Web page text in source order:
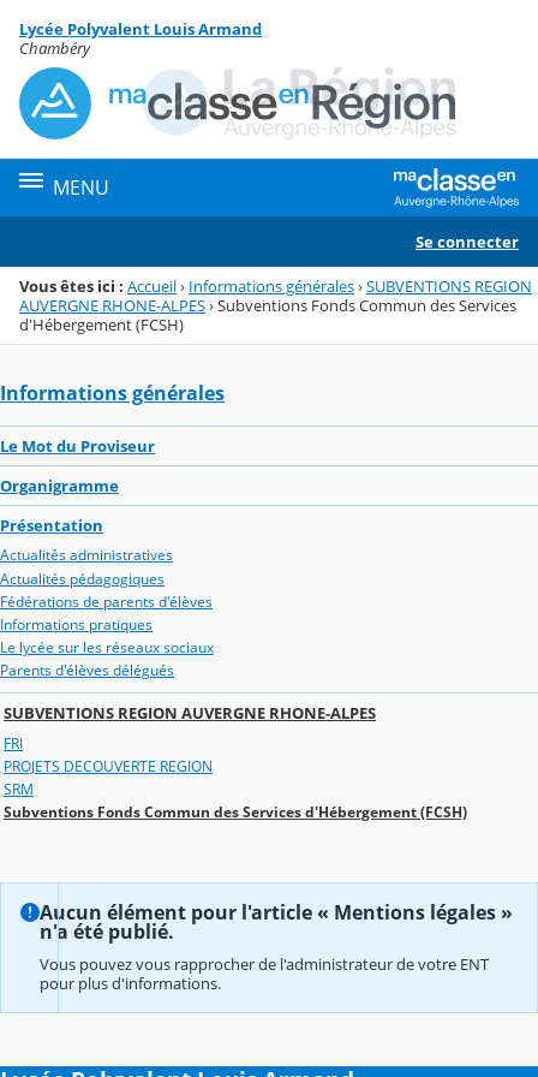
Menu de la rubrique
Contenu
Lycée Polyvalent Louis Armand
Chambéry
MENU
Se connecter
Vous êtes ici : Accueil› Informations générales›SUBVENTIONS REGION
AUVERGNE RHONE-ALPES›Subventions Fonds Commun des Services
d'Hébergement (FCSH)
Informations générales
Le Mot du Proviseur
Organigramme
Présentation
Actualités administratives
Actualités pédagogiques
Fédérations de parents d'élèves
Informations pratiques
Le lycée sur les réseaux sociaux
Parents d'élèves délégués
SUBVENTIONS REGION AUVERGNE RHONE-ALPES
FRI
PROJETS DECOUVERTE REGION
SRM
Subventions Fonds Commun des Services d'Hébergement (FCSH)
Aucun élément pour l'article « Mentions légales »
n'a été publié.
Vous pouvez vous rapprocher de l'administrateur de votre ENT
pour plus d'informations.